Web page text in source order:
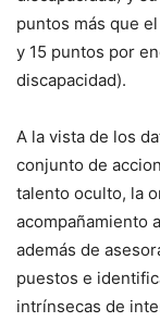
puntos más que
y 15 puntos por
discapacidad).
A la vista de los
conjunto de
talento oculto, la
acompañamiento
además de
puestos e
intrínsecas de